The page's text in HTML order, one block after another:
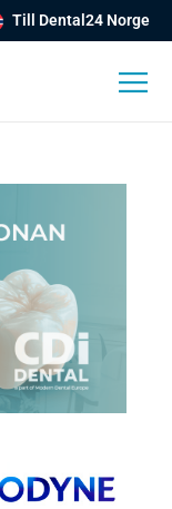
Till Dental24 Norge